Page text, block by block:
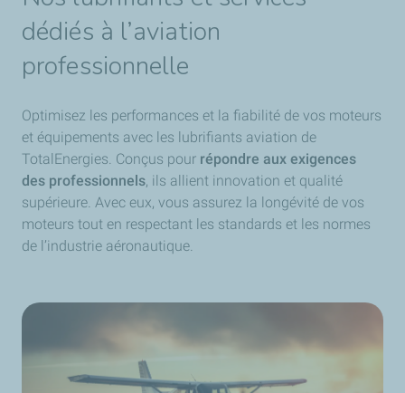
dédiés à l’aviation
professionnelle
Optimisez les performances et la fiabilité de vos moteurs
et équipements avec les lubrifiants aviation de
TotalEnergies. Conçus pour répondre aux exigences
des professionnels, ils allient innovation et qualité
supérieure. Avec eux, vous assurez la longévité de vos
moteurs tout en respectant les standards et les normes
de l’industrie aéronautique.